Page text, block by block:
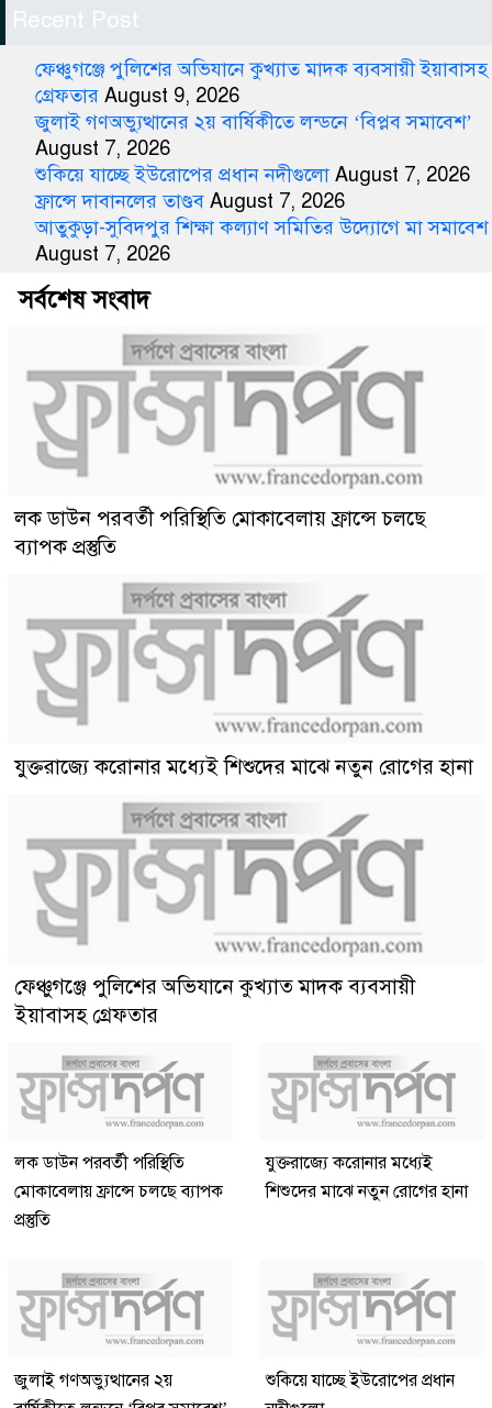
Recent Post
ফেঞ্চুগঞ্জে পুলিশের অভিযানে কুখ্যাত মাদক ব্যবসায়ী ইয়াবাসহ
গ্রেফতার August 9, 2026
জুলাই গণঅভ্যুত্থানের ২য় বার্ষিকীতে লন্ডনে ‘বিপ্লব সমাবেশ’
August 7, 2026
শুকিয়ে যাচ্ছে ইউরোপের প্রধান নদীগুলো August 7, 2026
ফ্রান্সে দাবানলের তাণ্ডব August 7, 2026
আতুকুড়া-সুবিদপুর শিক্ষা কল্যাণ সমিতির উদ্যোগে মা সমাবেশ
August 7, 2026
সর্বশেষ সংবাদ
লক ডাউন পরবর্তী পরিস্থিতি মোকাবেলায় ফ্রান্সে চলছে
ব্যাপক প্রস্তুতি
যুক্তরাজ্যে করোনার মধ্যেই শিশুদের মাঝে নতুন রোগের হানা
ফেঞ্চুগঞ্জে পুলিশের অভিযানে কুখ্যাত মাদক ব্যবসায়ী
ইয়াবাসহ গ্রেফতার
লক ডাউন পরবর্তী পরিস্থিতি
মোকাবেলায় ফ্রান্সে চলছে ব্যাপক
প্রস্তুতি
যুক্তরাজ্যে করোনার মধ্যেই
শিশুদের মাঝে নতুন রোগের হানা
জুলাই গণঅভ্যুত্থানের ২য়
শুকিয়ে যাচ্ছে ইউরোপের প্রধান